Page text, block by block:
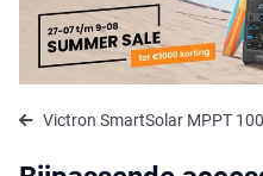
Victron SmartSolar MPPT